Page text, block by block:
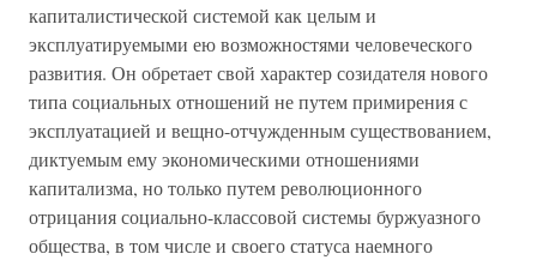
капиталистической системой как целым и
эксплуатируемыми ею возможностями человеческого
развития. Он обретает свой характер созидателя нового
типа социальных отношений не путем примирения с
эксплуатацией и вещно-отчужденным существованием,
диктуемым ему экономическими отношениями
капитализма, но только путем революционного
отрицания социально-классовой системы буржуазного
общества, в том числе и своего статуса наемного